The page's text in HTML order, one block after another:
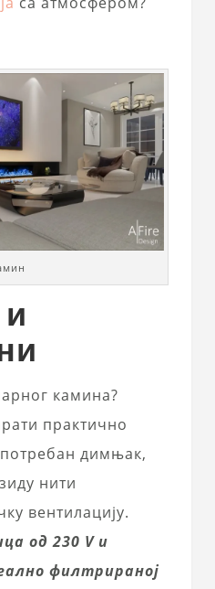
камина?
практично
димњак,
нити
вентилацију.
од 230 V и
филтрираној